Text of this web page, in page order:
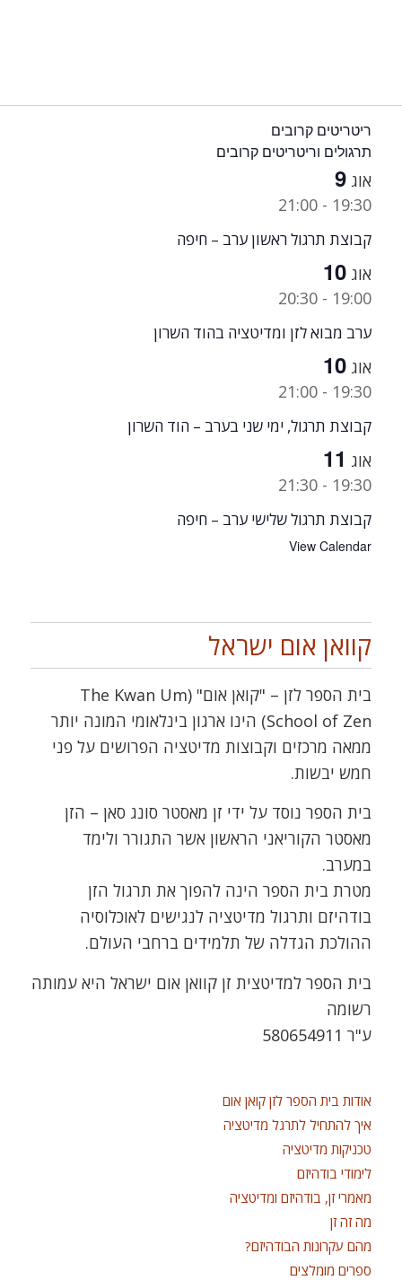
ריטריטים קרובים
תרגולים וריטריטים קרובים
אוג 9
19:30
-
21:00
קבוצת תרגול ראשון ערב – חיפה
אוג 10
19:00
-
20:30
ערב מבוא לזן ומדיטציה בהוד השרון
אוג 10
19:30
-
21:00
קבוצת תרגול, ימי שני בערב – הוד השרון
אוג 11
19:30
-
21:30
קבוצת תרגול שלישי ערב – חיפה
View Calendar
קוואן אום ישראל
בית הספר לזן – "קואן אום" (The Kwan Um
School of Zen) הינו ארגון בינלאומי המונה יותר
ממאה מרכזים וקבוצות מדיטציה הפרושים על פני
חמש יבשות.
בית הספר נוסד על ידי זן מאסטר סונג סאן – הזן
מאסטר הקוריאני הראשון אשר התגורר ולימד
במערב.
מטרת בית הספר הינה להפוך את תרגול הזן
בודהיזם ותרגול מדיטציה לנגישים לאוכלוסיה
ההולכת הגדלה של תלמידים ברחבי העולם.
בית הספר למדיטצית זן קוואן אום ישראל היא עמותה
רשומה
ע"ר 580654911
אודות בית הספר לזן קואן אום
איך להתחיל לתרגל מדיטציה
טכניקות מדיטציה
לימודי בודהיזם
מאמרי זן, בודהיזם ומדיטציה
מה זה זן
מהם עקרונות הבודהיזם?
ספרים מומלצים